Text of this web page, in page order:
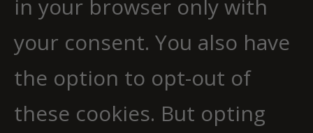
in your browser only with
your consent. You also have
the option to opt-out of
these cookies. But opting